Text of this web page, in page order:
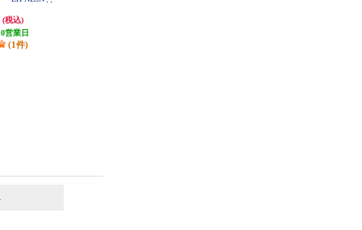
(税込)
営業日
(1件)